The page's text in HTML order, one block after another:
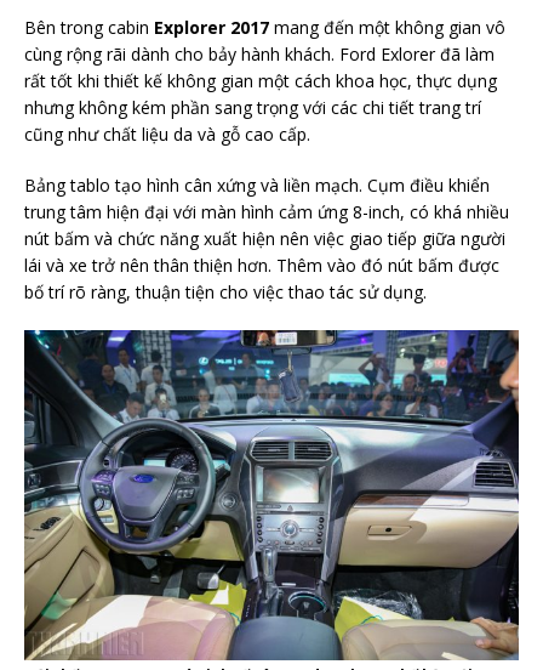
Bên trong cabin Explorer 2017 mang đến một không gian vô
cùng rộng rãi dành cho bảy hành khách. Ford Exlorer đã làm
rất tốt khi thiết kế không gian một cách khoa học, thực dụng
nhưng không kém phần sang trọng với các chi tiết trang trí
cũng như chất liệu da và gỗ cao cấp.
Bảng tablo tạo hình cân xứng và liền mạch. Cụm điều khiển
trung tâm hiện đại với màn hình cảm ứng 8-inch, có khá nhiều
nút bấm và chức năng xuất hiện nên việc giao tiếp giữa người
lái và xe trở nên thân thiện hơn. Thêm vào đó nút bấm được
bố trí rõ ràng, thuận tiện cho việc thao tác sử dụng.